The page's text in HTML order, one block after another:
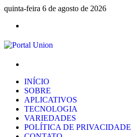
quinta-feira 6 de agosto de 2026
INÍCIO
SOBRE
APLICATIVOS
TECNOLOGIA
VARIEDADES
POLÍTICA DE PRIVACIDADE